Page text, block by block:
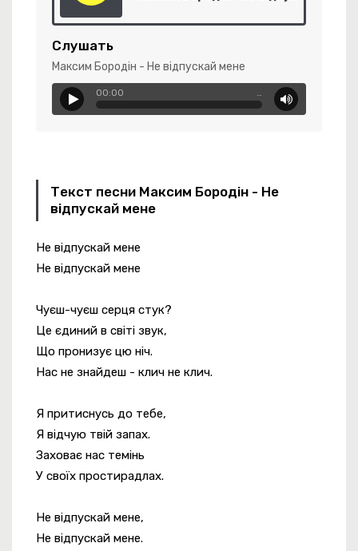
Слушать
Максим Бородін - Не відпускай мене
00:00 …
Текст песни Максим Бородін - Не
відпускай мене
Не відпускай мене
Не відпускай мене
Чуєш-чуєш серця стук?
Це єдиний в світі звук,
Що пронизує цю ніч.
Нас не знайдеш - клич не клич.
Я притиснусь до тебе,
Я відчую твій запах.
Заховає нас темінь
У своїх простирадлах.
Не відпускай мене,
Не відпускай мене.
Урраа
Усыпленье